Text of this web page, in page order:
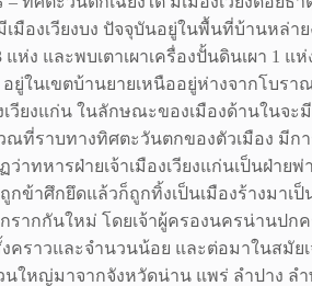
เมืองเวียงบง ปัจจุบันอยู่ในพื้นที่บ้านหล่
แห่ง และพบเตาเผาเครื่องปั้นดินเผา 1
อยู่ในเขตบ้านยายเหนืออยู่ห่างจากโบ
ยงแก่น ในลักษณะของเมืองด้านในจะ
ณที่ราบทางทิศตะวันตกของตัวเมือง มี
ว่าทหารฝ่ายเจ้าเมืองเวียงแก่นเป็นฝ่
กข้าศึกยึดแล้วก็ถูกทิ้งเป็นเมืองร้างมา
ากกันใหม่ โดยเจ้าผู้ครองนครน่านปก
ราวและจำนวนน้อย และต่อมาในสมัยเ
ใหญ่มาจากจังหวัดน่าน แพร่ ลำปาง ล